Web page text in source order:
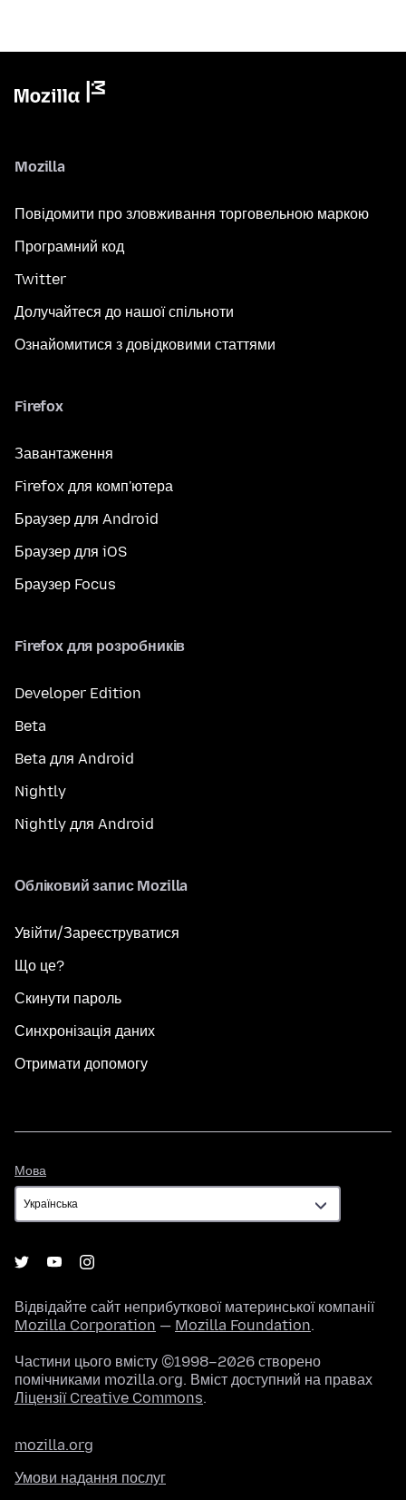
Mozilla
Повідомити про зловживання торговельною маркою
Програмний код
Twitter
Долучайтеся до нашої спільноти
Ознайомитися з довідковими статтями
Firefox
Завантаження
Firefox для комп'ютера
Браузер для Android
Браузер для iOS
Браузер Focus
Firefox для розробників
Developer Edition
Beta
Beta для Android
Nightly
Nightly для Android
Обліковий запис Mozilla
Увійти/Зареєструватися
Що це?
Скинути пароль
Синхронізація даних
Отримати допомогу
Мова
Відвідайте сайт неприбуткової материнської компанії
Mozilla Corporation — Mozilla Foundation.
Частини цього вмісту ©1998–2026 створено
помічниками mozilla.org. Вміст доступний на правах
Ліцензії Creative Commons.
mozilla.org
Умови надання послуг